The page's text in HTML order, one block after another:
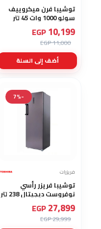
توشيبا فرن ميكروييف
سولو 1000 وات 45 لتر
EM45PFI(MB)
10,199
EGP
11,000 EGP
أضف إلى السلة
-7%
فريزرات
توشيبا فريزر رأسي
نوفروست ديجيتال 238 لتر
7 ادراج رمادي GR-
RU312WE-DMN(37H)
27,899
EGP
29,999 EGP